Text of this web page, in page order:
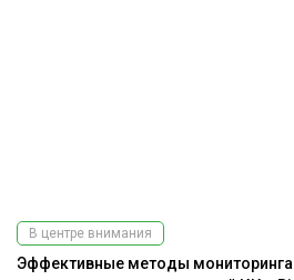
В центре внимания
Эффективные методы мониторинга